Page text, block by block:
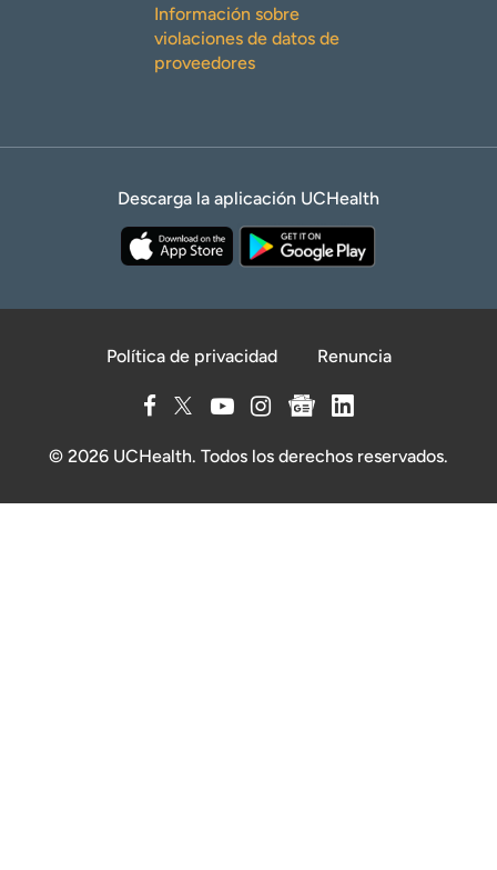
Información sobre
violaciones de datos de
proveedores
Descarga la aplicación UCHealth
Política de privacidad Renuncia
© 2026 UCHealth. Todos los derechos reservados.